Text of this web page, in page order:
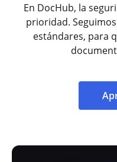
En DocHub, la
prioridad. Seguimos
estándares, para